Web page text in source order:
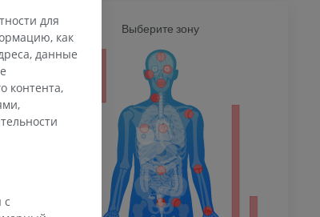
Выберите зону
для
как
данные
контента,
с